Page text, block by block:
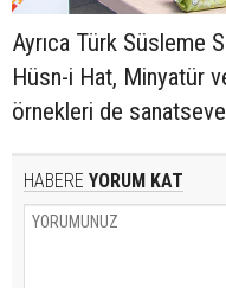
Ayrıca Türk Süsleme
Hüsn-i Hat, Minyatür
örnekleri de
HABERE YORUM KAT